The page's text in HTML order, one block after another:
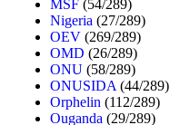
MSF (54/289)
Nigeria (27/289)
OEV (269/289)
OMD (26/289)
ONU (58/289)
ONUSIDA (44/289)
Orphelin (112/289)
Ouganda (29/289)